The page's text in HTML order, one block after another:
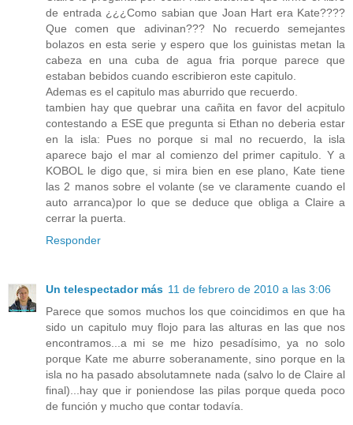
de entrada ¿¿¿Como sabian que Joan Hart era Kate????
Que comen que adivinan??? No recuerdo semejantes
bolazos en esta serie y espero que los guinistas metan la
cabeza en una cuba de agua fria porque parece que
estaban bebidos cuando escribieron este capitulo.
Ademas es el capitulo mas aburrido que recuerdo.
tambien hay que quebrar una cañita en favor del acpitulo
contestando a ESE que pregunta si Ethan no deberia estar
en la isla: Pues no porque si mal no recuerdo, la isla
aparece bajo el mar al comienzo del primer capitulo. Y a
KOBOL le digo que, si mira bien en ese plano, Kate tiene
las 2 manos sobre el volante (se ve claramente cuando el
auto arranca)por lo que se deduce que obliga a Claire a
cerrar la puerta.
Responder
Un telespectador más 11 de febrero de 2010 a las 3:06
Parece que somos muchos los que coincidimos en que ha
sido un capitulo muy flojo para las alturas en las que nos
encontramos...a mi se me hizo pesadísimo, ya no solo
porque Kate me aburre soberanamente, sino porque en la
isla no ha pasado absolutamnete nada (salvo lo de Claire al
final)...hay que ir poniendose las pilas porque queda poco
de función y mucho que contar todavía.